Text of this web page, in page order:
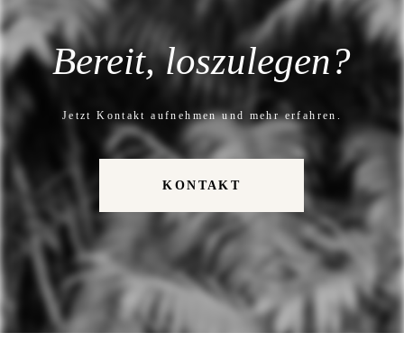
Bereit, loszulegen?
Jetzt Kontakt aufnehmen und mehr erfahren.
KONTAKT